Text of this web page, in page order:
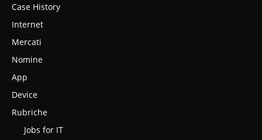
Case History
Internet
Mercati
Nomine
App
Device
Rubriche
Jobs for IT